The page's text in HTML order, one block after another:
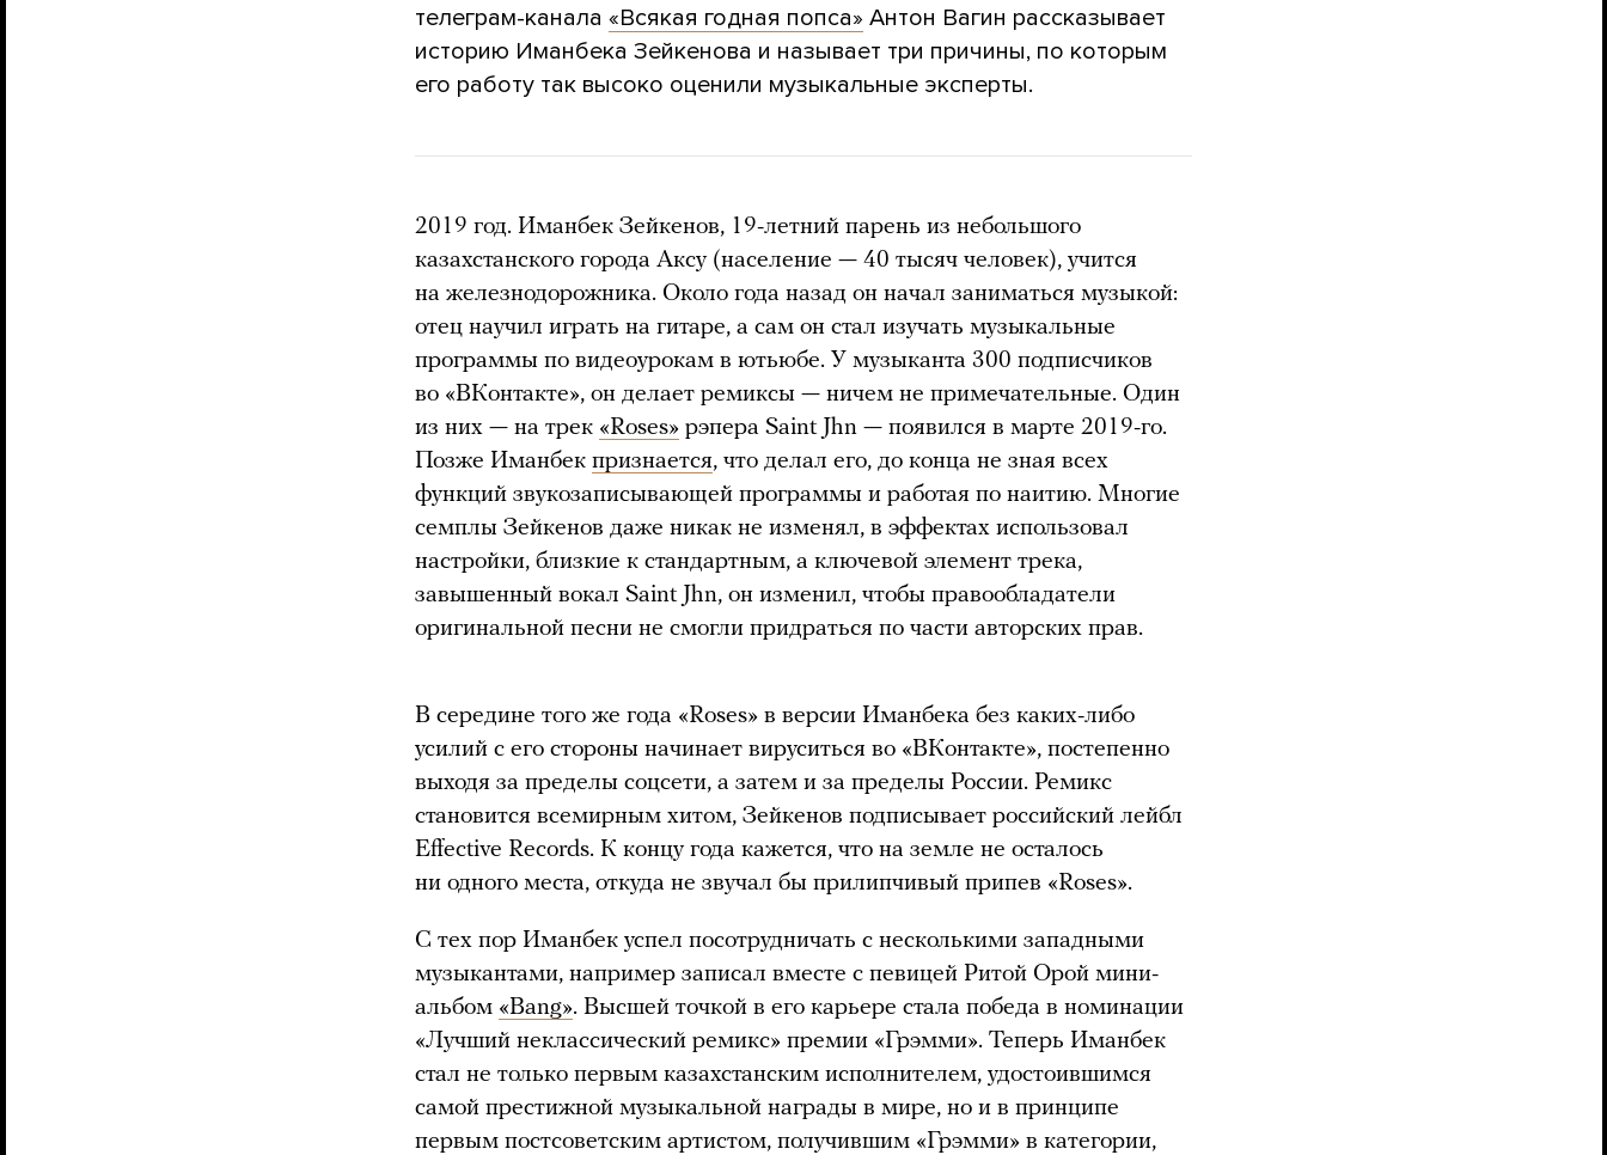
телеграм-канала «Всякая годная попса» Антон Вагин рассказывает
историю Иманбека Зейкенова и называет три причины, по которым
его работу так высоко оценили музыкальные эксперты.
2019 год. Иманбек Зейкенов, 19-летний парень из небольшого
казахстанского города Аксу (население — 40 тысяч человек), учится
на железнодорожника. Около года назад он начал заниматься музыкой:
отец научил играть на гитаре, а сам он стал изучать музыкальные
программы по видеоурокам в ютьюбе. У музыканта 300 подписчиков
во «ВКонтакте», он делает ремиксы — ничем не примечательные. Один
из них — на трек «Roses» рэпера Saint Jhn — появился в марте 2019-го.
Позже Иманбек признается, что делал его, до конца не зная всех
функций звукозаписывающей программы и работая по наитию. Многие
семплы Зейкенов даже никак не изменял, в эффектах использовал
настройки, близкие к стандартным, а ключевой элемент трека,
завышенный вокал Saint Jhn, он изменил, чтобы правообладатели
оригинальной песни не смогли придраться по части авторских прав.
В середине того же года «Roses» в версии Иманбека без каких-либо
усилий с его стороны начинает вируситься во «ВКонтакте», постепенно
выходя за пределы соцсети, а затем и за пределы России. Ремикс
становится всемирным хитом, Зейкенов подписывает российский лейбл
Effective Records. К концу года кажется, что на земле не осталось
ни одного места, откуда не звучал бы прилипчивый припев «Roses».
С тех пор Иманбек успел посотрудничать с несколькими западными
музыкантами, например записал вместе с певицей Ритой Орой мини-
альбом «Bang». Высшей точкой в его карьере стала победа в номинации
«Лучший неклассический ремикс» премии «Грэмми». Теперь Иманбек
стал не только первым казахстанским исполнителем, удостоившимся
самой престижной музыкальной награды в мире, но и в принципе
первым постсоветским артистом, получившим «Грэмми» в категории,